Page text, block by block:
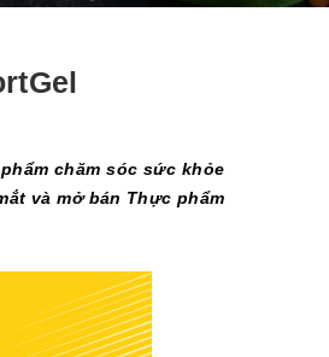
chăm sóc sức khỏe
và mở bán Thực phẩm